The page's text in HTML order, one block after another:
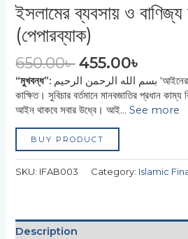
ইসলামের ব্যবসায় ও
(পেপারব্যাক)
650.00৳ 455.00৳
“মুখবন্ধ”:
কাক্ষিত। সুবিচার বর্তমানে মানবজাতির প্রধান
আইন থাকবে সবার উধ্বে। আই…See more
BUY PRODUCT
SKU: IFAB003 Category: Islamic
Description